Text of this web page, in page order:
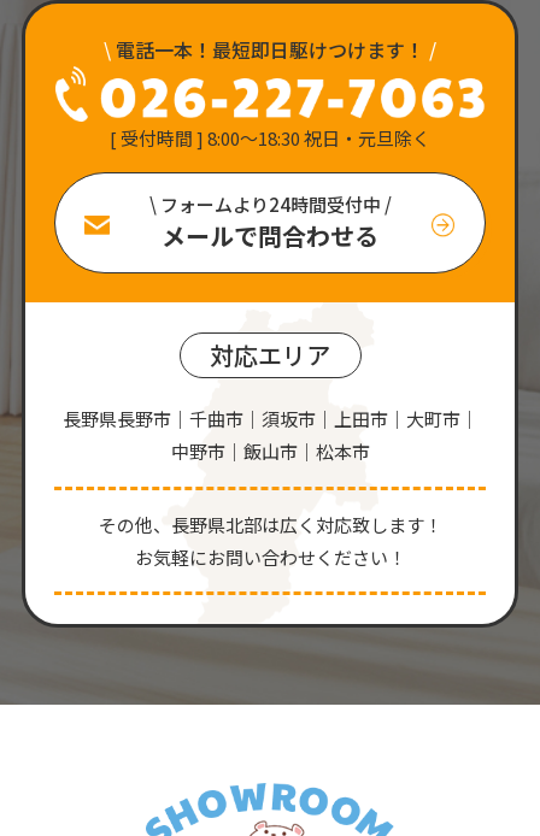
\ 電話一本！最短即日駆けつけます！ /
[ 受付時間 ] 8:00〜18:30 祝日・元旦除く
\ フォームより24時間受付中 /
メールで問合わせる
対応エリア
長野県長野市｜千曲市｜須坂市｜上田市｜大町市｜
中野市｜飯山市｜松本市
その他、⻑野県北部は広く対応致します！
お気軽にお問い合わせください！